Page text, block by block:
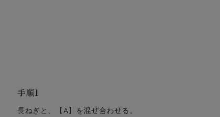
手順1
長ねぎと、【A】を混ぜ合わせる。